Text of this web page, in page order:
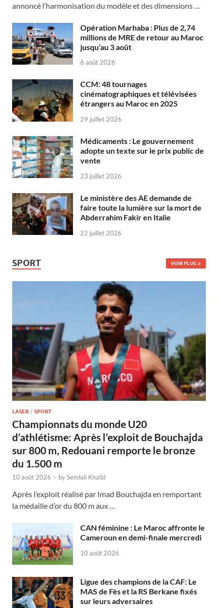
annoncé l’harmonisation du modèle et des dimensions …
Opération Marhaba : Plus de 2,74
millions de MRE de retour au Maroc
jusqu’au 3 août
6 août 2026
CCM: 48 tournages
cinématographiques et télévisées
étrangers au Maroc en 2025
29 juillet 2026
Médicaments : Le gouvernement
adopte un texte sur le prix public de
vente
23 juillet 2026
Le ministère des AE demande de
faire toute la lumière sur la mort de
Abderrahim Fakir en Italie
22 juillet 2026
SPORT VOIR PLUS
LASER / SPORT
Championnats du monde U20
d’athlétisme: Après l’exploit de Bouchajda
sur 800 m, Redouani remporte le bronze
du 1.500 m
10 août 2026 - bySemlali Khalid
Après l’exploit réalisé par Imad Bouchajda en remportant
la médaille d’or du 800 m aux …
CAN féminine : Le Maroc affronte le
Cameroun en demi-finale mercredi
10 août 2026
Ligue des champions de la CAF: Le
MAS de Fès et la RS Berkane fixés
sur leurs adversaires